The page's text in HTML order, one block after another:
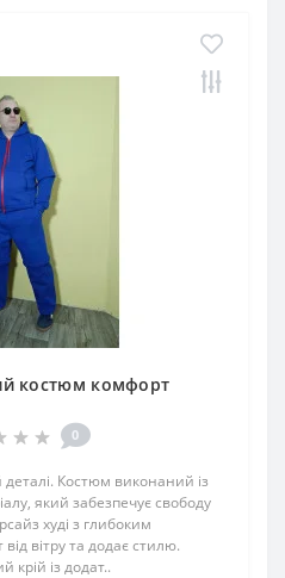
костюм комфорт
0
Костюм виконаний із
який забезпечує свободу
худі з глибоким
вітру та додає стилю.
із додат..